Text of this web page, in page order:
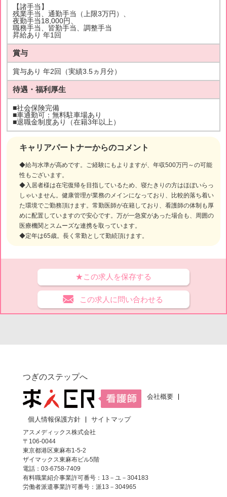
キャリアパートナーからのコメント
◆給与水準が高めです。ご経験にもよりますが、年収500万円～の可能
性もございます。
◆入居者様は在宅復帰を目指しているため、寝たきりの方はほぼいらっ
しゃいません。健康管理が業務のメインになっており、比較的落ち着い
た環境でご勤務頂けます。常勤医師が在籍しており、看護師の体制も厚
めに配置していますので安心です。万が一急変があった場合も、周囲の
医療機関とスムーズな連携を取っています。
◆定年は65歳。長く常勤として勤続頂けます。
【諸手当】
残業手当、通勤手当（上限3万円）、
夜勤手当18,000円、
職務手当、皆勤手当、調整手当
昇給あり 年1回
賞与
賞与あり 年2回（実績3.5ヵ月分）
待遇・福利厚生
■社会保険完備
■車通勤可：無料駐車場あり
■退職金制度あり（在籍3年以上）
★この求人を保存する
この求人に問い合わせる
つぎのステップへ
会社概要
個人情報保護方針
サイトマップ
アスメディックス株式会社
〒106-0044
東京都港区東麻布1-5-2
ザイマックス東麻布ビル5階
電話：03-6758-7409
有料職業紹介事業許可番号：13－ユ－304183
労働者派遣事業許可番号：派13－304965